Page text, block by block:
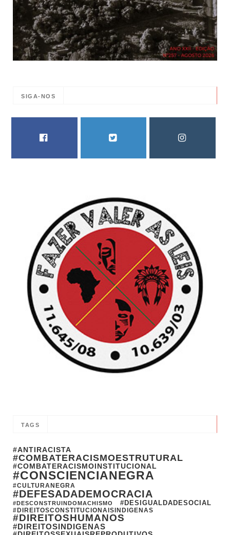
SIGA-NOS
TAGS
#ANTIRACISTA
#COMBATERACISMOESTRUTURAL
#COMBATERACISMOINSTITUCIONAL
#CONSCIENCIANEGRA
#CULTURANEGRA
#DEFESADADEMOCRACIA
#DESCONSTRUINDOMACHISMO #DESIGUALDADESOCIAL
#DIREITOSCONSTITUCIONAISINDIGENAS
#DIREITOSHUMANOS
#DIREITOSINDIGENAS